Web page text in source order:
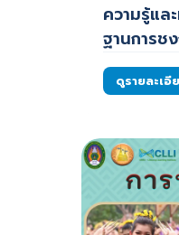
ความรู้แล
ฐานการช
(เบสิกบาริ
ดูรายละเอี